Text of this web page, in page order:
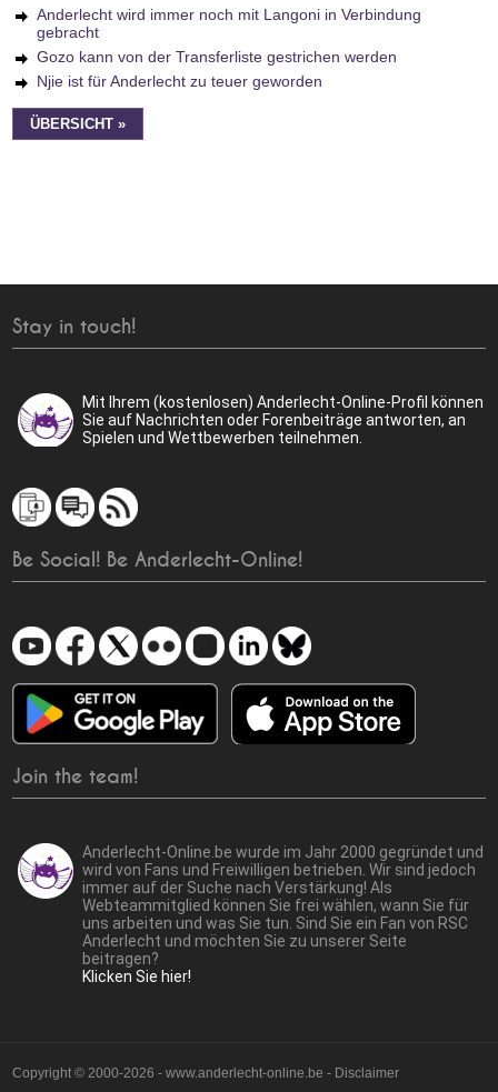
Anderlecht wird immer noch mit Langoni in Verbindung
gebracht
Gozo kann von der Transferliste gestrichen werden
Njie ist für Anderlecht zu teuer geworden
ÜBERSICHT »
Stay in touch!
Mit Ihrem (kostenlosen) Anderlecht-Online-Profil können
Sie auf Nachrichten oder Forenbeiträge antworten, an
Spielen und Wettbewerben teilnehmen.
Be Social! Be Anderlecht-Online!
Join the team!
Anderlecht-Online.be wurde im Jahr 2000 gegründet und
wird von Fans und Freiwilligen betrieben. Wir sind jedoch
immer auf der Suche nach Verstärkung! Als
Webteammitglied können Sie frei wählen, wann Sie für
uns arbeiten und was Sie tun. Sind Sie ein Fan von RSC
Anderlecht und möchten Sie zu unserer Seite
beitragen?
Klicken Sie hier!
Copyright © 2000-2026 - www.anderlecht-online.be - Disclaimer